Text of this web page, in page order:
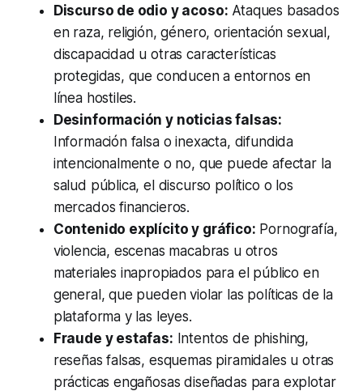
Discurso de odio y acoso: Ataques basados
en raza, religión, género, orientación sexual,
discapacidad u otras características
protegidas, que conducen a entornos en
línea hostiles.
Desinformación y noticias falsas:
Información falsa o inexacta, difundida
intencionalmente o no, que puede afectar la
salud pública, el discurso político o los
mercados financieros.
Contenido explícito y gráfico: Pornografía,
violencia, escenas macabras u otros
materiales inapropiados para el público en
general, que pueden violar las políticas de la
plataforma y las leyes.
Fraude y estafas: Intentos de phishing,
reseñas falsas, esquemas piramidales u otras
prácticas engañosas diseñadas para explotar